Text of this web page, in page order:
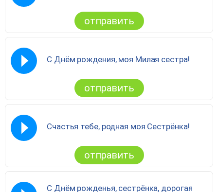
отправить
С Днём рождения, моя Милая сестра!
отправить
Счастья тебе, родная моя Сестрёнка!
отправить
С Днём рожденья, сестрёнка, дорогая